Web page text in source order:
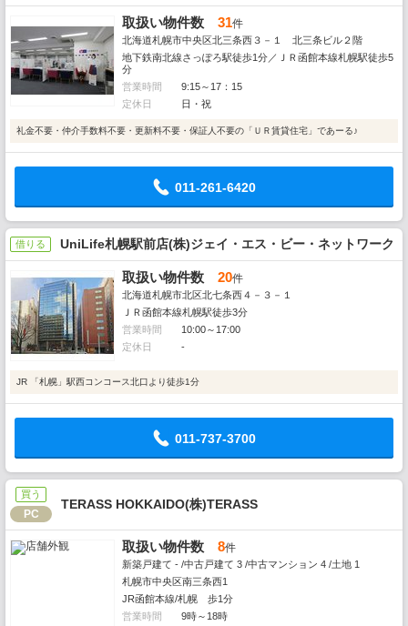
取扱い物件数 31件
北海道札幌市中央区北三条西３－１ 北三条ビル２階
地下鉄南北線さっぽろ駅徒歩1分／ＪＲ函館本線札幌駅徒歩5
分
営業時間
9:15～17：15
定休日
日・祝
礼金不要・仲介手数料不要・更新料不要・保証人不要の「ＵＲ賃貸住宅」であーる♪
011-261-6420
借りる UniLife札幌駅前店(株)ジェイ・エス・ビー・ネットワーク
取扱い物件数 20件
北海道札幌市北区北七条西４－３－１
ＪＲ函館本線札幌駅徒歩3分
営業時間
10:00～17:00
定休日
-
JR 「札幌」駅西コンコース北口より徒歩1分
011-737-3700
買う
PC
TERASS HOKKAIDO(株)TERASS
取扱い物件数 8件
新築戸建て - /中古戸建て 3 /中古マンション 4 /土地 1
札幌市中央区南三条西1
JR函館本線/札幌 歩1分
営業時間
9時～18時